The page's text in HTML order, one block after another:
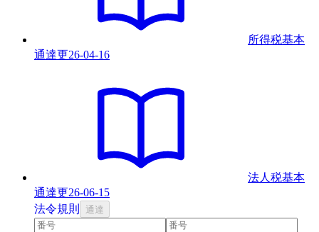
所得税基本
通達更26-04-16
法人税基本
通達更26-06-15
法令規則 通達